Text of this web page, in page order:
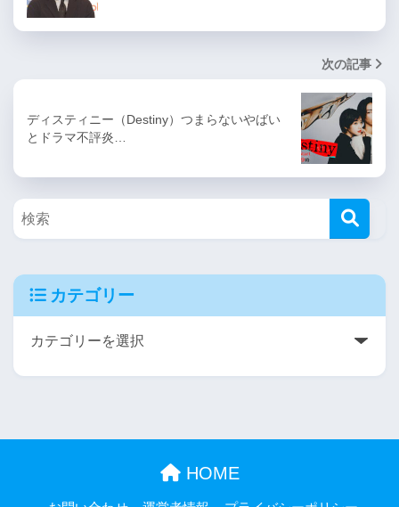
次の記事
ディスティニー（Destiny）つまらないやばい
とドラマ不評炎…
カテゴリー
HOME